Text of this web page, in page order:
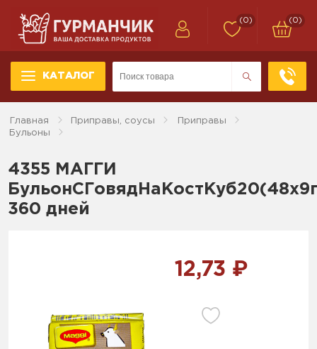
КАТАЛОГ
(0) (0)
Главная Приправы, соусы
Приправы
Бульоны
4355 МАГГИ
360 дней
12,73 ₽